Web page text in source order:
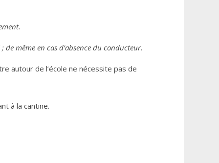
même en cas d’absence du conducteur.
autour de l’école ne nécessite pas de
à la cantine.